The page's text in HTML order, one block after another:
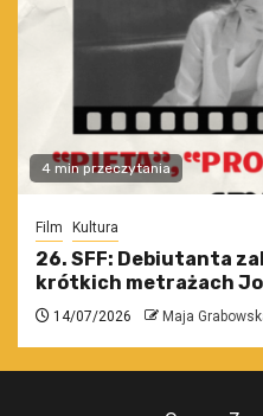
4 min przeczytania
Film Kultura
26. SFF: Debiutanta
krótkich metrażach
14/07/2026 Maja